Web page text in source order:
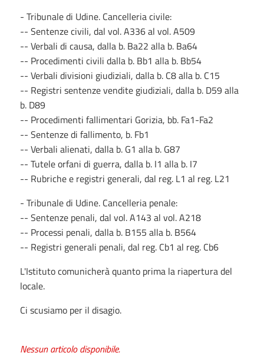
- Tribunale di Udine. Cancelleria civile:
-- Sentenze civili, dal vol. A336 al vol. A509
-- Verbali di causa, dalla b. Ba22 alla b. Ba64
-- Procedimenti civili dalla b. Bb1 alla b. Bb54
-- Verbali divisioni giudiziali, dalla b. C8 alla b. C15
-- Registri sentenze vendite giudiziali, dalla b. D59 alla
b. D89
-- Procedimenti fallimentari Gorizia, bb. Fa1-Fa2
-- Sentenze di fallimento, b. Fb1
-- Verbali alienati, dalla b. G1 alla b. G87
-- Tutele orfani di guerra, dalla b. I1 alla b. I7
-- Rubriche e registri generali, dal reg. L1 al reg. L21
- Tribunale di Udine. Cancelleria penale:
-- Sentenze penali, dal vol. A143 al vol. A218
-- Processi penali, dalla b. B155 alla b. B564
-- Registri generali penali, dal reg. Cb1 al reg. Cb6
L'Istituto comunicherà quanto prima la riapertura del
locale.
Ci scusiamo per il disagio.
Nessun articolo disponibile.